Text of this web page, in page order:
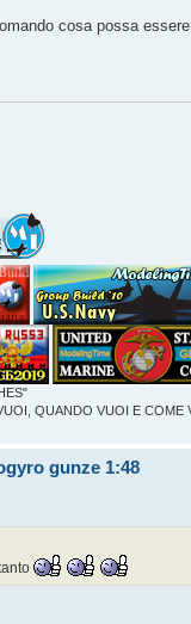
cosa possa
QUANDO VUOI E COME
gunze 1:48